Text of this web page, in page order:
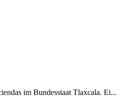
im Bundesstaat Tlaxcala. Ei...